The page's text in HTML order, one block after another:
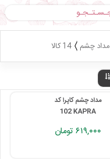
مداد چشم 14 کالا
مداد چشم کاپرا کد
102 KAPRA
۶۱۹,۰۰۰ تومان